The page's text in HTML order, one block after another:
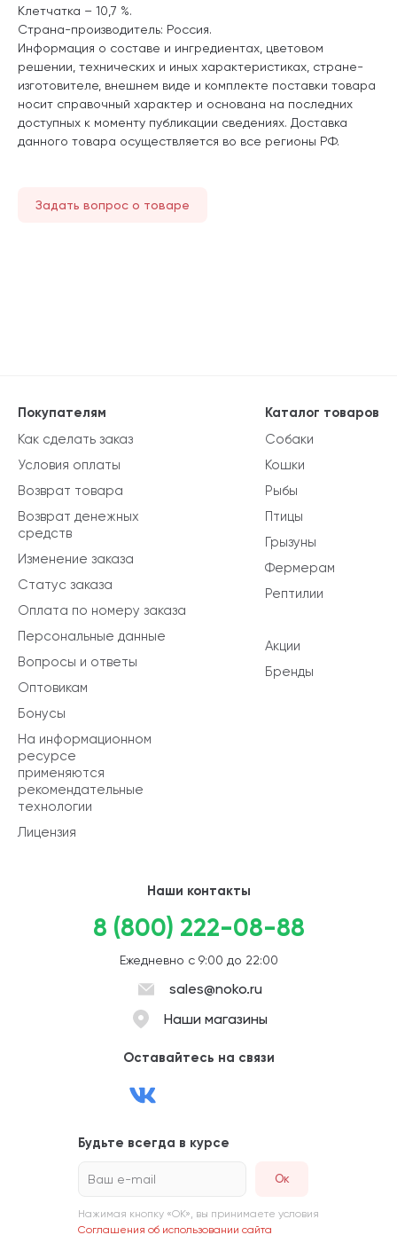
Клетчатка – 10,7 %.
Страна-производитель: Россия.
Информация о составе и ингредиентах, цветовом
решении, технических и иных характеристиках, стране-
изготовителе, внешнем виде и комплекте поставки товара
носит справочный характер и основана на последних
доступных к моменту публикации сведениях. Доставка
данного товара осуществляется во все регионы РФ.
Задать вопрос о товаре
Каталог товаров
Собаки
Кошки
Рыбы
Птицы
Грызуны
Фермерам
Рептилии
Акции
Бренды
Покупателям
Как сделать заказ
Условия оплаты
Возврат товара
Возврат денежных
средств
Изменение заказа
Статус заказа
Оплата по номеру заказа
Персональные данные
Вопросы и ответы
Оптовикам
Бонусы
На информационном
ресурсе
применяются
рекомендательные
технологии
Лицензия
Наши контакты
8 (800) 222-08-88
Ежедневно с 9:00 до 22:00
sales@noko.ru
Наши магазины
Оставайтесь на связи
Будьте всегда в курсе
Ваш e-mail
Нажимая кнопку «ОК», вы принимаете условия
Соглашения об использовании сайта